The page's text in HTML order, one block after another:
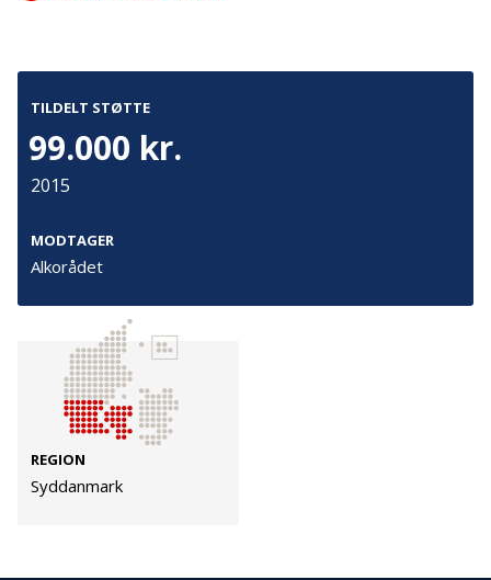
TILDELT STØTTE
99.000 kr.
2015
MODTAGER
Alkorådet
REGION
Syddanmark
Presse
Cookies
Persondata
Følg os
TryghedsGruppen
Facebook LinkedIn
TrygFonden